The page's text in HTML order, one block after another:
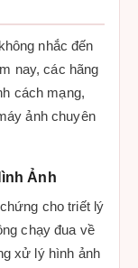
nhắc đến
nay, các hãng
cách mạng,
ảnh chuyên
Ảnh
cho triết lý
chạy đua về
xử lý hình ảnh